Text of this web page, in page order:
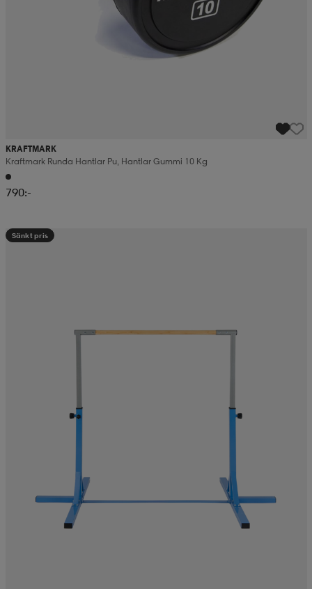
KRAFTMARK
Kraftmark Runda Hantlar Pu, Hantlar Gummi 10 Kg
790:-
Sänkt pris